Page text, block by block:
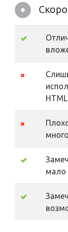
мало